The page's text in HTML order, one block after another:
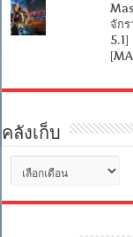
จัก
คลังเก็บ
เก็บ